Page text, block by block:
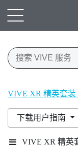
VIVE XR 精英套装
下载用户指南
VIVE XR 精英